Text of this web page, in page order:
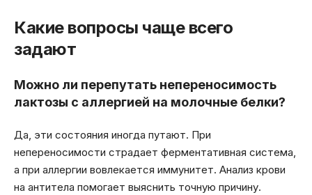
Какие вопросы чаще всего
задают
Можно ли перепутать непереносимость
лактозы с аллергией на молочные белки?
Да, эти состояния иногда путают. При
непереносимости страдает ферментативная система,
а при аллергии вовлекается иммунитет. Анализ крови
на антитела помогает выяснить точную причину.